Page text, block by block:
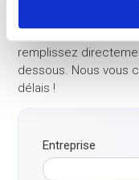
d'informations ?
remplissez
dessous. Nous vous
délais !
Entreprise